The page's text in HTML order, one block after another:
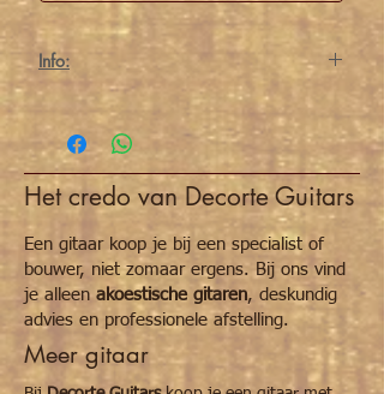
Info:
standaard stemmechanieken voor folkgitaar,
3x links+3x rechts, zwart, inclusief 6
vijsjes/bussen/revetten.
Het credo van Decorte Guitars
Een gitaar koop je bij een specialist of
bouwer, niet zomaar ergens. Bij ons vind
je alleen akoestische gitaren, deskundig
advies en professionele afstelling.
Meer gitaar